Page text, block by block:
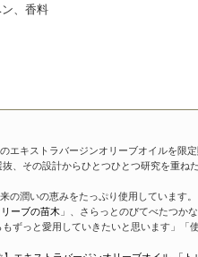
、香料
キストラバージンオリーブオイルを限
、その設計からひとつひとつ研究を重ね
潤いの恵みをたっぷり使用しています
リーブの苗木 」、さらっとのびてべたつか
ずっと愛用していきたいと思います」「